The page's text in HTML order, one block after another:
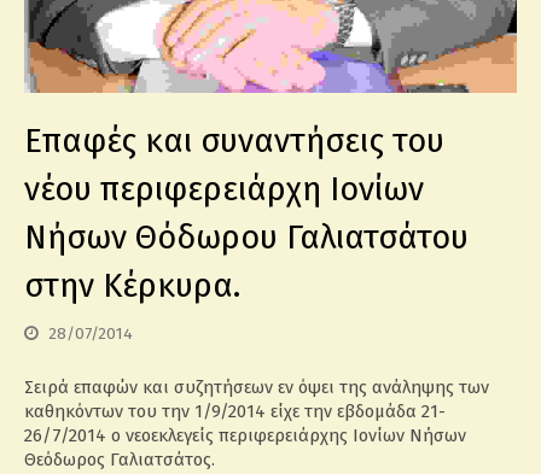
Επαφές και συναντήσεις του
νέου περιφερειάρχη Ιονίων
Νήσων Θόδωρου Γαλιατσάτου
στην Κέρκυρα.
28/07/2014
Σειρά επαφών και συζητήσεων εν όψει της ανάληψης των
καθηκόντων του την 1/9/2014 είχε την εβδομάδα 21-
26/7/2014 ο νεοεκλεγείς περιφερειάρχης Ιονίων Νήσων
Θεόδωρος Γαλιατσάτος.